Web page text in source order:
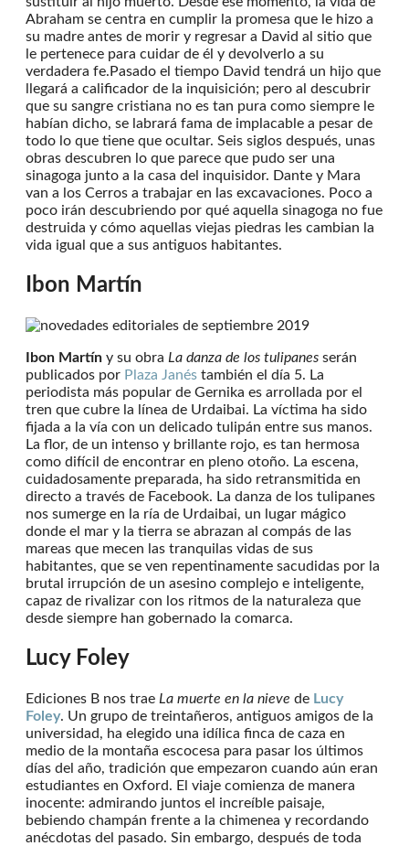
Abraham se centra en cumplir la promesa que le hizo a
su madre antes de morir y regresar a David al sitio que
le pertenece para cuidar de él y devolverlo a su
verdadera fe.Pasado el tiempo David tendrá un hijo que
llegará a calificador de la inquisición; pero al descubrir
que su sangre cristiana no es tan pura como siempre le
habían dicho, se labrará fama de implacable a pesar de
todo lo que tiene que ocultar. Seis siglos después, unas
obras descubren lo que parece que pudo ser una
sinagoga junto a la casa del inquisidor. Dante y Mara
van a los Cerros a trabajar en las excavaciones. Poco a
poco irán descubriendo por qué aquella sinagoga no fue
destruida y cómo aquellas viejas piedras les cambian la
vida igual que a sus antiguos habitantes.
Ibon Martín
Ibon Martín y su obra La danza de los tulipanes serán
publicados por Plaza Janés también el día 5. La
periodista más popular de Gernika es arrollada por el
tren que cubre la línea de Urdaibai. La víctima ha sido
fijada a la vía con un delicado tulipán entre sus manos.
La flor, de un intenso y brillante rojo, es tan hermosa
como difícil de encontrar en pleno otoño. La escena,
cuidadosamente preparada, ha sido retransmitida en
directo a través de Facebook. La danza de los tulipanes
nos sumerge en la ría de Urdaibai, un lugar mágico
donde el mar y la tierra se abrazan al compás de las
mareas que mecen las tranquilas vidas de sus
habitantes, que se ven repentinamente sacudidas por la
brutal irrupción de un asesino complejo e inteligente,
capaz de rivalizar con los ritmos de la naturaleza que
desde siempre han gobernado la comarca.
Lucy Foley
Ediciones B nos trae La muerte en la nieve de Lucy
Foley. Un grupo de treintañeros, antiguos amigos de la
universidad, ha elegido una idílica finca de caza en
medio de la montaña escocesa para pasar los últimos
días del año, tradición que empezaron cuando aún eran
estudiantes en Oxford. El viaje comienza de manera
inocente: admirando juntos el increíble paisaje,
bebiendo champán frente a la chimenea y recordando
anécdotas del pasado. Sin embargo, después de toda